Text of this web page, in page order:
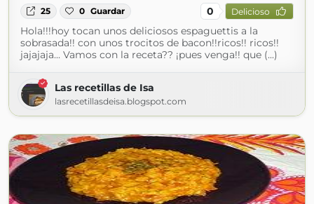
25 0 Guardar 0 Delicioso
Hola!!!hoy tocan unos deliciosos espaguettis a la
sobrasada!! con unos trocitos de bacon!!ricos!! ricos!!
jajajaja... Vamos con la receta?? ¡pues venga!! que (...)
Las recetillas de Isa
lasrecetillasdeisa.blogspot.com